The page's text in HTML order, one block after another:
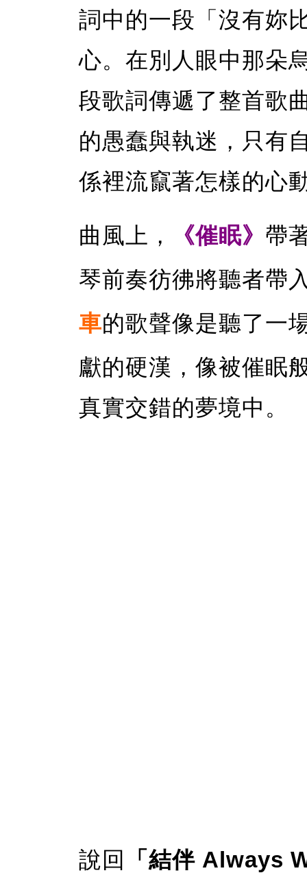
詞中的一段「沒有妳
心。在別人眼中那朵
段歌詞傳遞了整首歌
的愚蠢與執迷，只有
係裡流竄著怎樣的心
曲風上， 《催眠》 帶
琴前奏彷彿將聽者帶
車的歌聲像是聽了一
獻的硬漢，像被催眠
真實交錯的夢境中。
說回 「結伴 Always